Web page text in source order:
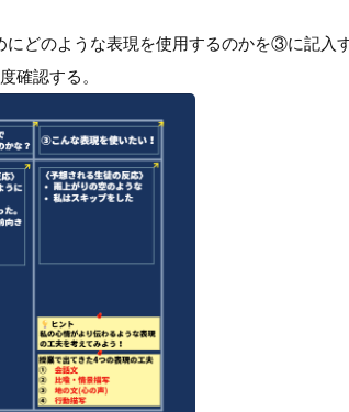
どのような表現を使用するのかを③に記入
確認する。